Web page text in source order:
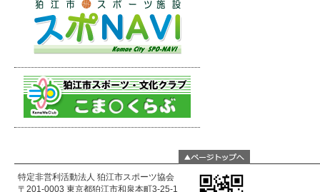
特定非営利活動法人 狛江市スポーツ協会
〒201-0003 東京都狛江市和泉本町3-25-1